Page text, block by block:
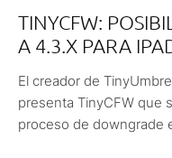
TINYCFW:
A 4.3.X PARA
El creador de
presenta TinyCFW que
proceso de downgrade